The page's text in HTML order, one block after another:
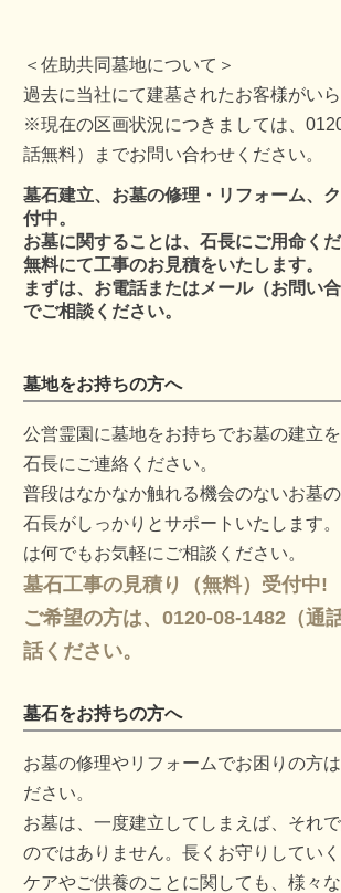
＜佐助共同墓地について＞
過去に当社にて建墓されたお客様がいら
※現在の区画状況につきましては、
話無料）までお問い合わせください。
墓石建立、お墓の修理・リフォーム、
付中。
お墓に関することは、石長にご用命くだ
無料にて工事のお見積をいたします。
まずは、お電話またはメール（お問い合
でご相談ください。
墓地をお持ちの方へ
公営霊園に墓地をお持ちでお墓の建立を
石長にご連絡ください。
普段はなかなか触れる機会のないお墓の
石長がしっかりとサポートいたします
は何でもお気軽にご相談ください。
墓石工事の見積り（無料）受付中!
ご希望の方は、0120-08-1482（通
話ください。
墓石をお持ちの方へ
お墓の修理やリフォームでお困りの方
ださい。
お墓は、一度建立してしまえば、それ
のではありません。長くお守りしてい
ケアやご供養のことに関しても、様々